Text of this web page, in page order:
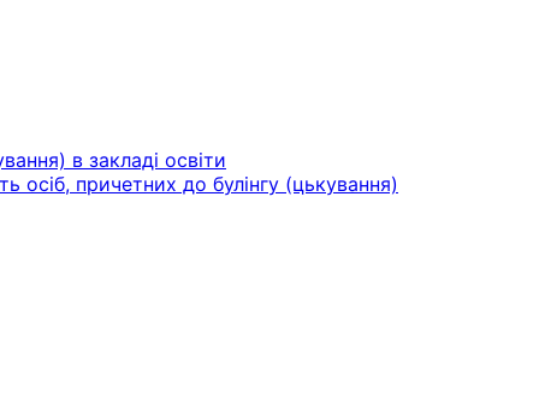
в закладі освіти
осіб, причетних до булінгу (цькування)